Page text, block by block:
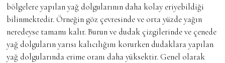
bölgelere yapılan yağ dolgularının daha kolay eriyebildiği
bilinmektedir. Örneğin göz çevresinde ve orta yüzde yağın
neredeyse tamamı kalır. Burun ve dudak çizgilerinde ve çenede
yağ dolguların yarısı kalıcılığını korurken dudaklara yapılan
yağ dolgularında erime oranı daha yüksektir. Genel olarak